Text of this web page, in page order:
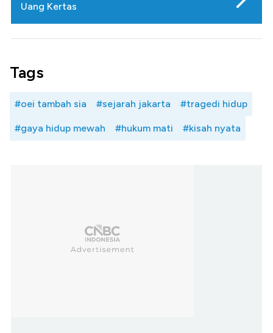
Uang Kertas
Tags
#oei tambah sia #sejarah jakarta #tragedi hidup
#gaya hidup mewah #hukum mati #kisah nyata